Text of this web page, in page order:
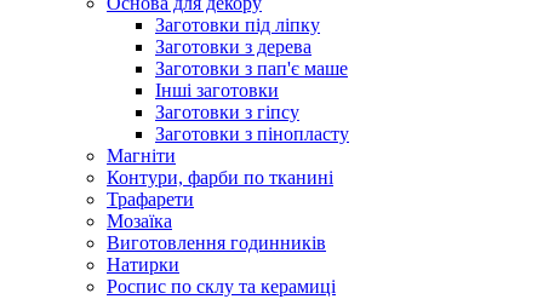
Заготовки під ліпку
Заготовки з дерева
Заготовки з пап'є маше
Інші заготовки
Заготовки з гіпсу
Заготовки з пінопласту
Магніти
Контури, фарби по тканині
Трафарети
Мозаїка
Виготовлення годинників
Натирки
Роспис по склу та керамиці